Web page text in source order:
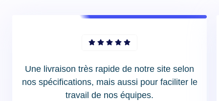
Une livraison très rapide de notre site selon
nos spécifications, mais aussi pour faciliter le
travail de nos équipes.